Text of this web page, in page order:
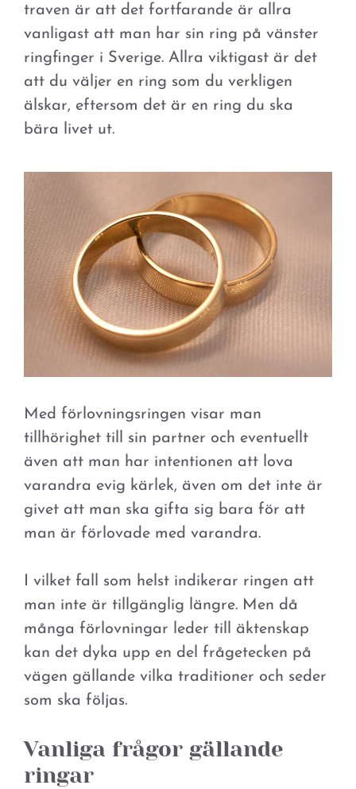
traven är att det fortfarande är allra
vanligast att man har sin ring på vänster
ringfinger i Sverige. Allra viktigast är det
att du väljer en ring som du verkligen
älskar, eftersom det är en ring du ska
bära livet ut.
Med förlovningsringen visar man
tillhörighet till sin partner och eventuellt
även att man har intentionen att lova
varandra evig kärlek, även om det inte är
givet att man ska gifta sig bara för att
man är förlovade med varandra.
I vilket fall som helst indikerar ringen att
man inte är tillgänglig längre. Men då
många förlovningar leder till äktenskap
kan det dyka upp en del frågetecken på
vägen gällande vilka traditioner och seder
som ska följas.
Vanliga frågor gällande
ringar